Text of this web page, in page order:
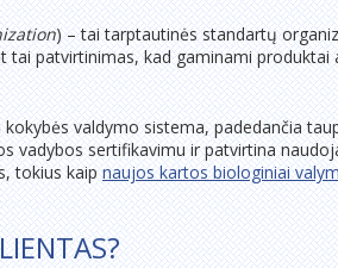
) – tai tarptautinės standartų
tai patvirtinimas, kad gaminami
valdymo sistema, padedančia
vadybos sertifikavimu ir patvirtina
tokius kaipnaujos kartos biologiniai